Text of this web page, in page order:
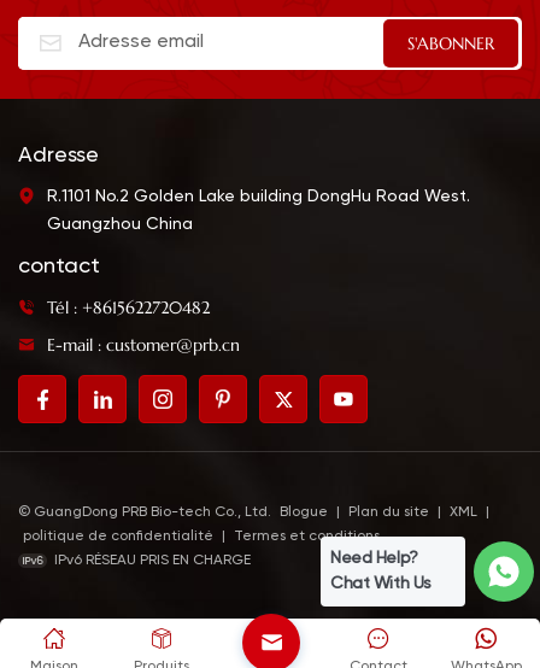
Adresse
R.1101 No.2 Golden Lake building DongHu Road West.
Guangzhou China
contact
Tél : +8615622720482
E-mail : customer@prb.cn
© GuangDong PRB Bio-tech Co., Ltd. Blogue Plan du site XML
politique de confidentialité
Termes et conditions
IPv6 RÉSEAU PRIS EN CHARGE
Need Help?
Chat With Us